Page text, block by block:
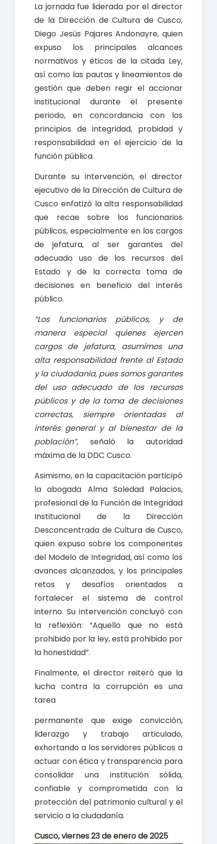
La jornada fue liderada por el director
de la Dirección de Cultura de Cusco,
Diego Jesús Pajares Andonayre, quien
expuso los principales alcances
normativos y éticos de la citada Ley,
así como las pautas y lineamientos de
gestión que deben regir el accionar
institucional durante el presente
periodo, en concordancia con los
principios de integridad, probidad y
responsabilidad en el ejercicio de la
función pública.
Durante su intervención, el director
ejecutivo de la Dirección de Cultura de
Cusco enfatizó la alta responsabilidad
que recae sobre los funcionarios
públicos, especialmente en los cargos
de jefatura, al ser garantes del
adecuado uso de los recursos del
Estado y de la correcta toma de
decisiones en beneficio del interés
público.
“Los funcionarios públicos, y de
manera especial quienes ejercen
cargos de jefatura, asumimos una
alta responsabilidad frente al Estado
y la ciudadanía, pues somos garantes
del uso adecuado de los recursos
públicos y de la toma de decisiones
correctas, siempre orientadas al
interés general y al bienestar de la
población”, señaló la autoridad
máxima de la DDC Cusco.
Asimismo, en la capacitación participó
la abogada Alma Soledad Palacios,
profesional de la Función de Integridad
Institucional de la Dirección
Desconcentrada de Cultura de Cusco,
quien expuso sobre los componentes
del Modelo de Integridad, así como los
avances alcanzados, y los principales
retos y desafíos orientados a
fortalecer el sistema de control
interno. Su intervención concluyó con
la reflexión: “Aquello que no está
prohibido por la ley, está prohibido por
la honestidad”.
Finalmente, el director reiteró que la
lucha contra la corrupción es una
tarea
permanente que exige convicción,
liderazgo y trabajo articulado,
exhortando a los servidores públicos a
actuar con ética y transparencia para
consolidar una institución sólida,
confiable y comprometida con la
protección del patrimonio cultural y el
servicio a la ciudadanía.
Cusco, viernes 23 de enero de 2025